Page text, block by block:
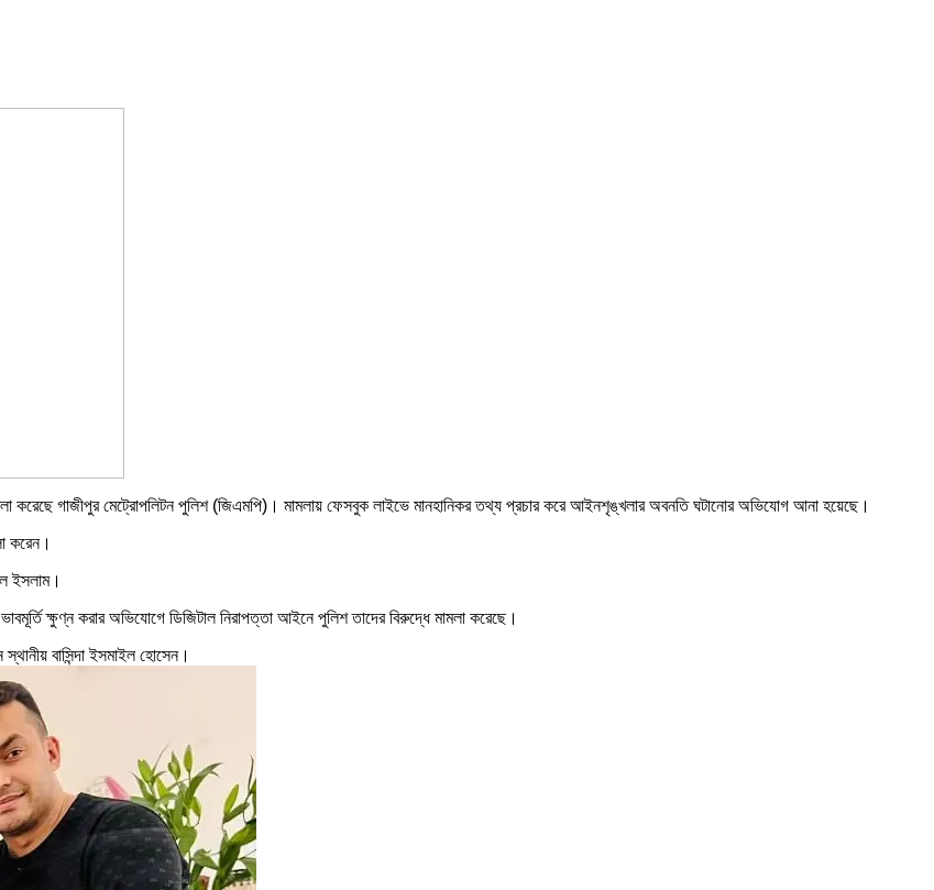
করেছে গাজীপুর মেট্রোপলিটন পুলিশ (জিএমপি)। মামলায় ফেসবুক লাইভে মানহানিকর তথ্য প্রচার করে আইনশৃঙ্খলার অবনতি ঘটানোর অভিযোগ আনা হয়েছে।
করেন।
ইসলাম।
ক্ষুণ্ন করার অভিযোগে ডিজিটাল নিরাপত্তা আইনে পুলিশ তাদের বিরুদ্ধে মামলা করেছে।
বাসিন্দা ইসমাইল হোসেন।